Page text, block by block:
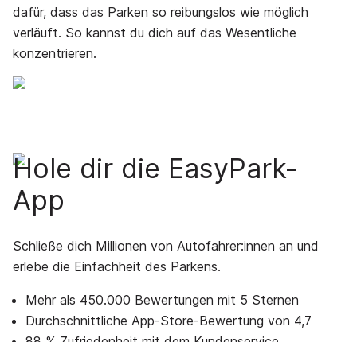
dafür, dass das Parken so reibungslos wie möglich
verläuft. So kannst du dich auf das Wesentliche
konzentrieren.
Hole dir die EasyPark-
App
Schließe dich Millionen von Autofahrer:innen an und
erlebe die Einfachheit des Parkens.
Mehr als 450.000 Bewertungen mit 5 Sternen
Durchschnittliche App-Store-Bewertung von 4,7